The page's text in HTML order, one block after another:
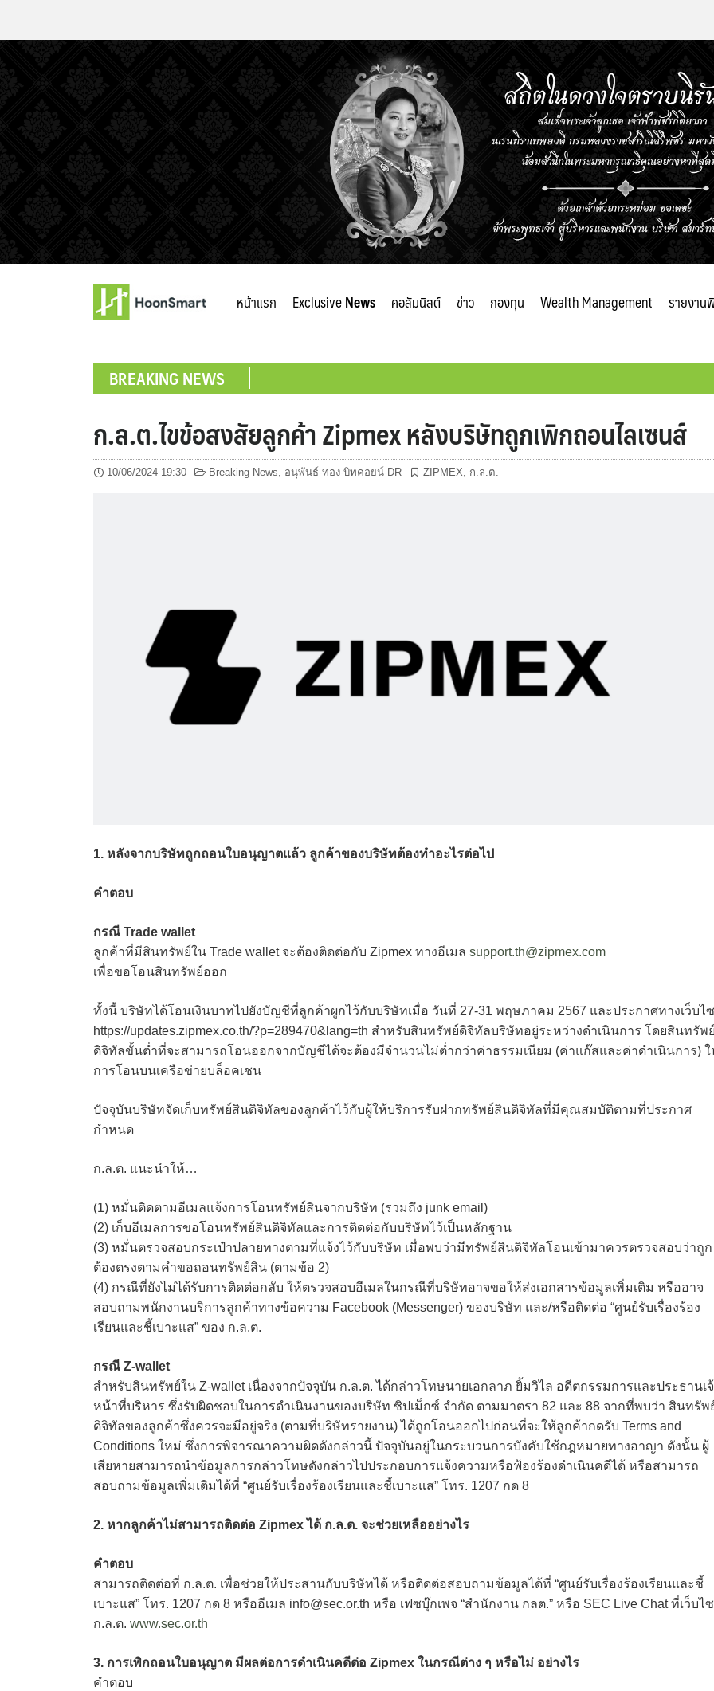
หน้าแรก ExclusiveNews คอลัมนิสต์ ข่าว กองทุน Wealth Management รายงาน
BREAKING NEWS
ก.ล.ต.ไขข้อสงสัยลูกค้า Zipmex หลังบริษัทถูกเพิกถอนไลเซนส์
10/06/2024 19:30 Breaking News, อนุพันธ์-ทอง-บิทคอยน์-DR ZIPMEX, ก.ล.ต.
1. หลังจากบริษัทถูกถอนใบอนุญาตแล้ว ลูกค้าของบริษัทต้องทำอะไรต่อไป
คำตอบ
กรณี Trade wallet
ลูกค้าที่มีสินทรัพย์ใน Trade wallet จะต้องติดต่อกับ Zipmex ทางอีเมล support.th@zipmex.com
เพื่อขอโอนสินทรัพย์ออก
ทั้งนี้ บริษัทได้โอนเงินบาทไปยังบัญชีที่ลูกค้าผูกไว้กับบริษัทเมื่อ วันที่ 27-31 พฤษภาคม 2567 และประกาศทางเว็บไ
https://updates.zipmex.co.th/?p=289470&lang=th สำหรับสินทรัพย์ดิจิทัลบริษัทอยู่ระหว่างดำเนินการ โดยสินทรัพ
ดิจิทัลขั้นต่ำที่จะสามารถโอนออกจากบัญชีได้จะต้องมีจำนวนไม่ต่ำกว่าค่าธรรมเนียม (ค่าแก๊สและค่าดำเนินการ) ใ
การโอนบนเครือข่ายบล็อคเชน
ปัจจุบันบริษัทจัดเก็บทรัพย์สินดิจิทัลของลูกค้าไว้กับผู้ให้บริการรับฝากทรัพย์สินดิจิทัลที่มีคุณสมบัติตามที่ประกาศ
กำหนด
ก.ล.ต. แนะนำให้…
(1) หมั่นติดตามอีเมลแจ้งการโอนทรัพย์สินจากบริษัท (รวมถึง junk email)
(2) เก็บอีเมลการขอโอนทรัพย์สินดิจิทัลและการติดต่อกับบริษัทไว้เป็นหลักฐาน
(3) หมั่นตรวจสอบกระเป๋าปลายทางตามที่แจ้งไว้กับบริษัท เมื่อพบว่ามีทรัพย์สินดิจิทัลโอนเข้ามาควรตรวจสอบว่าถูก
ต้องตรงตามคำขอถอนทรัพย์สิน (ตามข้อ 2)
(4) กรณีที่ยังไม่ได้รับการติดต่อกลับ ให้ตรวจสอบอีเมลในกรณีที่บริษัทอาจขอให้ส่งเอกสารข้อมูลเพิ่มเติม หรืออาจ
สอบถามพนักงานบริการลูกค้าทางข้อความ Facebook (Messenger) ของบริษัท และ/หรือติดต่อ “ศูนย์รับเรื่องร้อง
เรียนและชี้เบาะแส” ของ ก.ล.ต.
กรณี Z-wallet
สำหรับสินทรัพย์ใน Z-wallet เนื่องจากปัจจุบัน ก.ล.ต. ได้กล่าวโทษนายเอกลาภ ยิ้มวิไล อดีตกรรมการและประธานเ
หน้าที่บริหาร ซึ่งรับผิดชอบในการดําเนินงานของบริษัท ซิปเม็กซ์ จำกัด ตามมาตรา 82 และ 88 จากที่พบว่า สินทรัพ
ดิจิทัลของลูกค้าซึ่งควรจะมีอยู่จริง (ตามที่บริษัทรายงาน) ได้ถูกโอนออกไปก่อนที่จะให้ลูกค้ากดรับ Terms and
Conditions ใหม่ ซึ่งการพิจารณาความผิดดังกล่าวนี้ ปัจจุบันอยู่ในกระบวนการบังคับใช้กฎหมายทางอาญา ดังนั้น ผู้
เสียหายสามารถนำข้อมูลการกล่าวโทษดังกล่าวไปประกอบการแจ้งความหรือฟ้องร้องดำเนินคดีได้ หรือสามารถ
สอบถามข้อมูลเพิ่มเติมได้ที่ “ศูนย์รับเรื่องร้องเรียนและชี้เบาะแส” โทร. 1207 กด 8
2. หากลูกค้าไม่สามารถติดต่อ Zipmex ได้ ก.ล.ต. จะช่วยเหลืออย่างไร
คำตอบ
สามารถติดต่อที่ ก.ล.ต. เพื่อช่วยให้ประสานกับบริษัทได้ หรือติดต่อสอบถามข้อมูลได้ที่ “ศูนย์รับเรื่องร้องเรียนและชี้
เบาะแส” โทร. 1207 กด 8 หรืออีเมล info@sec.or.th หรือ เฟซบุ๊กเพจ “สำนักงาน กลต.” หรือ SEC Live Chat ที่เว็บไ
ก.ล.ต. www.sec.or.th
3. การเพิกถอนใบอนุญาต มีผลต่อการดำเนินคดีต่อ Zipmex ในกรณีต่าง ๆ หรือไม่ อย่างไร
คำตอบ